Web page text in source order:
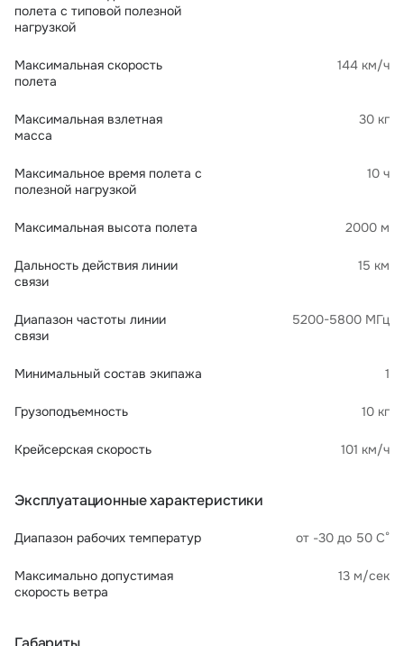
полета с типовой полезной
нагрузкой
Максимальная скорость
полета
144 км/ч
Максимальная взлетная
масса
30 кг
Максимальное время полета с
полезной нагрузкой
10 ч
Максимальная высота полета 2000 м
Дальность действия линии
связи
15 км
Диапазон частоты линии
связи
5200-5800 МГц
Минимальный состав экипажа 1
Грузоподъемность 10 кг
Крейсерская скорость 101 км/ч
Эксплуатационные характеристики
Диапазон рабочих температур от -30 до 50 С°
Максимально допустимая
скорость ветра
13 м/сек